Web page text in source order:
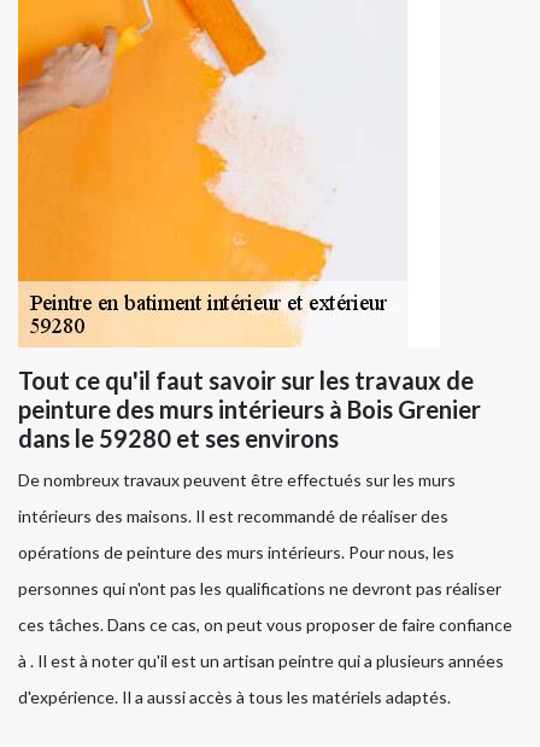
Tout ce qu'il faut savoir sur les travaux de
peinture des murs intérieurs à Bois Grenier
dans le 59280 et ses environs
De nombreux travaux peuvent être effectués sur les murs
intérieurs des maisons. Il est recommandé de réaliser des
opérations de peinture des murs intérieurs. Pour nous, les
personnes qui n'ont pas les qualifications ne devront pas réaliser
ces tâches. Dans ce cas, on peut vous proposer de faire confiance
à . Il est à noter qu'il est un artisan peintre qui a plusieurs années
d'expérience. Il a aussi accès à tous les matériels adaptés.